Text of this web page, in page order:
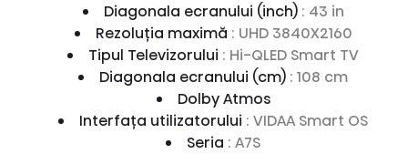
Diagonala ecranului (inch) : 43 in
Rezoluția maximă : UHD 3840X2160
Tipul Televizorului : Hi-QLED Smart TV
Diagonala ecranului (cm) : 108 cm
Dolby Atmos
Interfața utilizatorului : VIDAA Smart OS
Seria : A7S